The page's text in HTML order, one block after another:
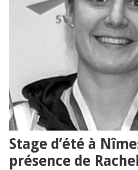
Stage d’été à
présence de